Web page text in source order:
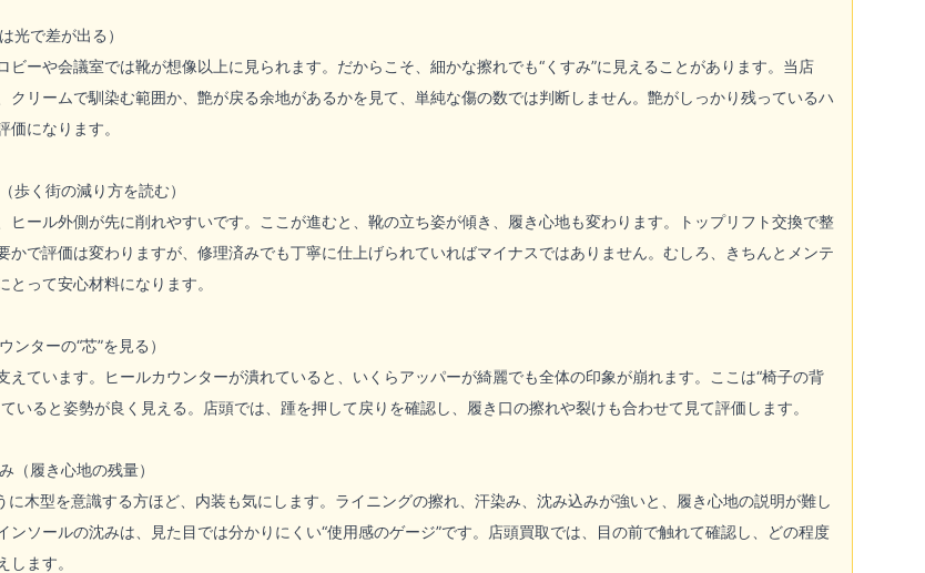
光で差が出る）
ビーや会議室では靴が想像以上に見られます。だからこそ、細かな擦れでも“くすみ”に見えることがあります。当店
クリームで馴染む範囲か、艶が戻る余地があるかを見て、単純な傷の数では判断しません。艶がしっかり残っているハ
になります。
歩く街の減り方を読む）
ヒール外側が先に削れやすいです。ここが進むと、靴の立ち姿が傾き、履き心地も変わります。トップリフト交換で整
かで評価は変わりますが、修理済みでも丁寧に仕上げられていればマイナスではありません。むしろ、きちんとメンテ
って安心材料になります。
ターの“芯”を見る）
えています。ヒールカウンターが潰れていると、いくらアッパーが綺麗でも全体の印象が崩れます。ここは“椅子の背
いると姿勢が良く見える。店頭では、踵を押して戻りを確認し、履き口の擦れや裂けも合わせて見て評価します。
（履き心地の残量）
木型を意識する方ほど、内装も気にします。ライニングの擦れ、汗染み、沈み込みが強いと、履き心地の説明が難し
ンソールの沈みは、見た目では分かりにくい“使用感のゲージ”です。店頭買取では、目の前で触れて確認し、どの程度
ます。